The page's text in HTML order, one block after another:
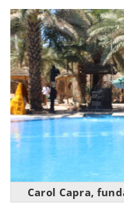
Carol Capra,